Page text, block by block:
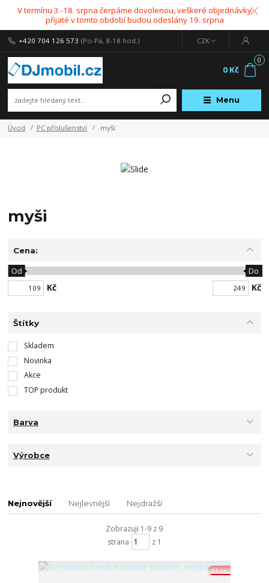
V termínu 3.-18. srpna čerpáme dovolenou, veškeré objednávky
přijaté v tomto období budou odeslány 19. srpna
Menu
CZK
+420 704 126 573 (Po-Pá, 8-18 hod.)
0
0 Kč
Úvod PC příslušenství myši
myši
Cena:
Kč
Od Do
Kč
Štítky
Skladem
Novinka
Akce
TOP produkt
Barva
Výrobce
Nejnovější Nejlevnější Nejdražší
Zobrazuji 1-9 z 9
strana
z 1
Akce